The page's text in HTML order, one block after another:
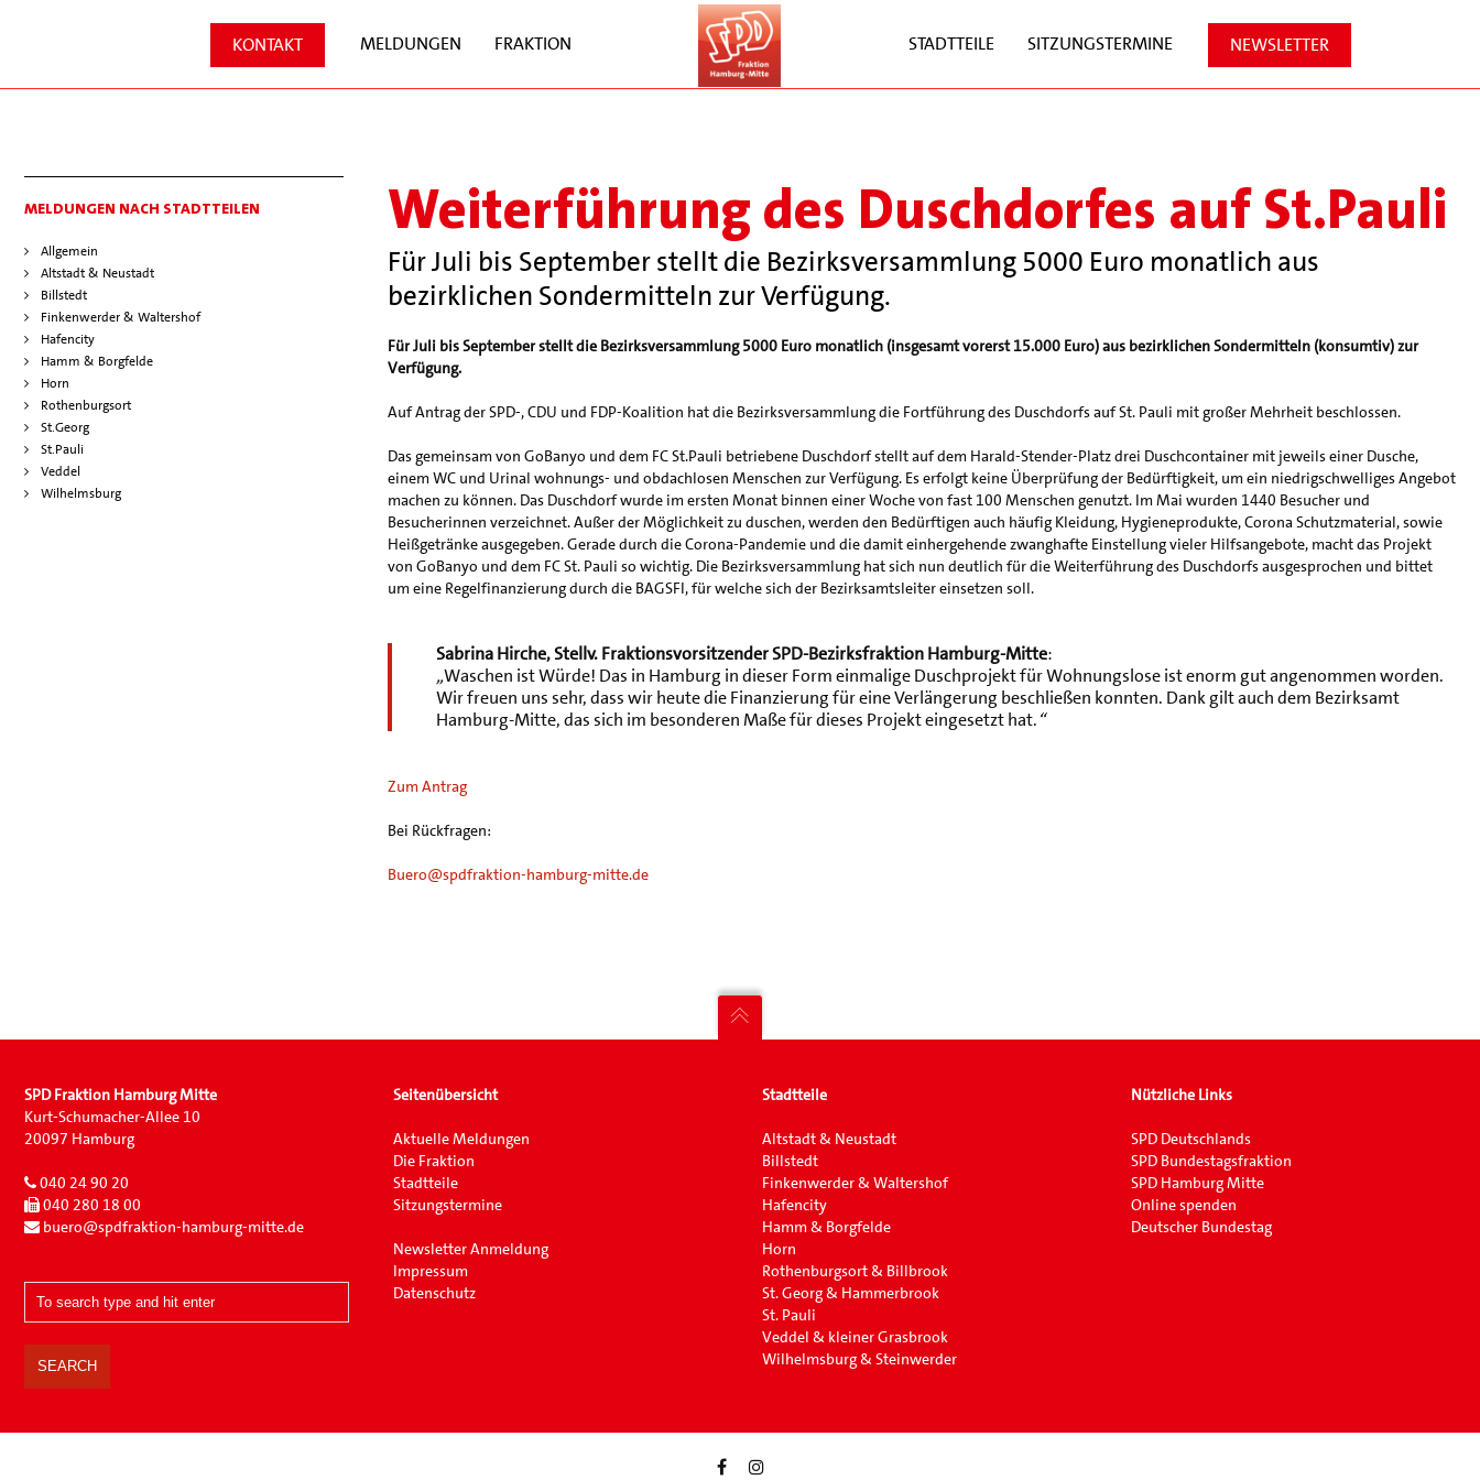
KONTAKT MELDUNGEN FRAKTION STADTTEILE SITZUNGSTERMINE NEWSLETTER
Weiterführung des Duschdorfes auf St.Pauli
Für Juli bis September stellt die Bezirksversammlung 5000 Euro monatlich aus
bezirklichen Sondermitteln zur Verfügung.
Für Juli bis September stellt die Bezirksversammlung 5000 Euro monatlich (insgesamt vorerst 15.000 Euro) aus bezirklichen Sondermitteln (konsumtiv) zur
Verfügung.
Auf Antrag der SPD-, CDU und FDP-Koalition hat die Bezirksversammlung die Fortführung des Duschdorfs auf St. Pauli mit großer Mehrheit beschlossen.
Das gemeinsam von GoBanyo und dem FC St.Pauli betriebene Duschdorf stellt auf dem Harald-Stender-Platz drei Duschcontainer mit jeweils einer Dusche,
einem WC und Urinal wohnungs- und obdachlosen Menschen zur Verfügung. Es erfolgt keine Überprüfung der Bedürftigkeit, um ein niedrigschwelliges Angebot
machen zu können. Das Duschdorf wurde im ersten Monat binnen einer Woche von fast 100 Menschen genutzt. Im Mai wurden 1440 Besucher und
Besucherinnen verzeichnet. Außer der Möglichkeit zu duschen, werden den Bedürftigen auch häufig Kleidung, Hygieneprodukte, Corona Schutzmaterial, sowie
Heißgetränke ausgegeben. Gerade durch die Corona-Pandemie und die damit einhergehende zwanghafte Einstellung vieler Hilfsangebote, macht das Projekt
von GoBanyo und dem FC St. Pauli so wichtig. Die Bezirksversammlung hat sich nun deutlich für die Weiterführung des Duschdorfs ausgesprochen und bittet
um eine Regelfinanzierung durch die BAGSFI, für welche sich der Bezirksamtsleiter einsetzen soll.
Sabrina Hirche, Stellv. Fraktionsvorsitzender SPD-Bezirksfraktion Hamburg-Mitte:
„Waschen ist Würde! Das in Hamburg in dieser Form einmalige Duschprojekt für Wohnungslose ist enorm gut angenommen worden.
Wir freuen uns sehr, dass wir heute die Finanzierung für eine Verlängerung beschließen konnten. Dank gilt auch dem Bezirksamt
Hamburg-Mitte, das sich im besonderen Maße für dieses Projekt eingesetzt hat.“
Zum Antrag
Bei Rückfragen:
Buero@spdfraktion-hamburg-mitte.de
MELDUNGEN NACH STADTTEILEN
Allgemein
Altstadt & Neustadt
Billstedt
Finkenwerder & Waltershof
Hafencity
Hamm & Borgfelde
Horn
Rothenburgsort
St.Georg
St.Pauli
Veddel
Wilhelmsburg
SPD Fraktion Hamburg Mitte
Kurt-Schumacher-Allee 10
20097 Hamburg
040 24 90 20
040 280 18 00
buero@spdfraktion-hamburg-mitte.de
Seitenübersicht
Aktuelle Meldungen
Die Fraktion
Stadtteile
Sitzungstermine
Newsletter Anmeldung
Impressum
Datenschutz
Stadtteile
Altstadt & Neustadt
Billstedt
Finkenwerder & Waltershof
Hafencity
Hamm & Borgfelde
Horn
Rothenburgsort & Billbrook
St. Georg & Hammerbrook
St. Pauli
Veddel & kleiner Grasbrook
Wilhelmsburg & Steinwerder
Nützliche Links
SPD Deutschlands
SPD Bundestagsfraktion
SPD Hamburg Mitte
Online spenden
Deutscher Bundestag